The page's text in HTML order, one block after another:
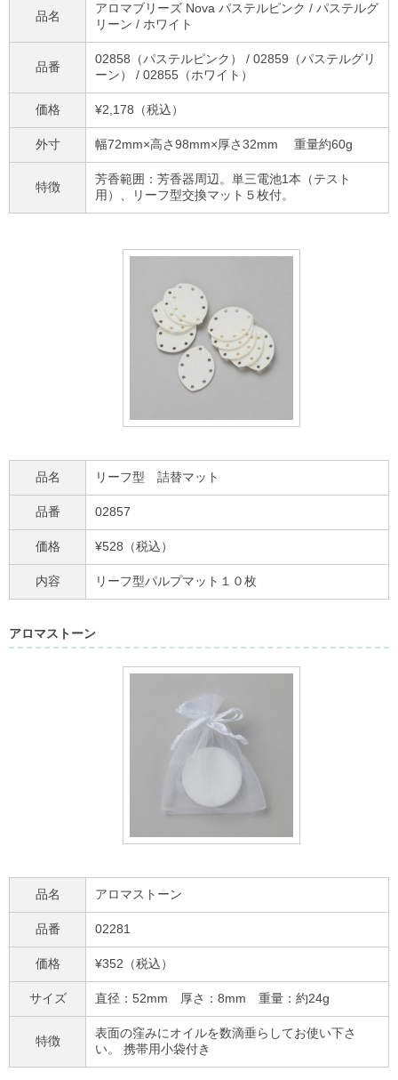
品名
アロマブリーズ Nova パステルピンク / パステルグ
リーン / ホワイト
品番
02858（パステルピンク） / 02859（パステルグリ
ーン） / 02855（ホワイト）
価格 ¥2,178（税込）
外寸 幅72mm×高さ98mm×厚さ32mm 重量約60g
特徴
芳香範囲：芳香器周辺。単三電池1本（テスト
用）、リーフ型交換マット５枚付。
品名 リーフ型 詰替マット
品番 02857
価格 ¥528（税込）
内容 リーフ型パルプマット１０枚
アロマストーン
品名 アロマストーン
品番 02281
価格 ¥352（税込）
サイズ 直径：52mm 厚さ：8mm 重量：約24g
特徴
表面の窪みにオイルを数滴垂らしてお使い下さ
い。 携帯用小袋付き